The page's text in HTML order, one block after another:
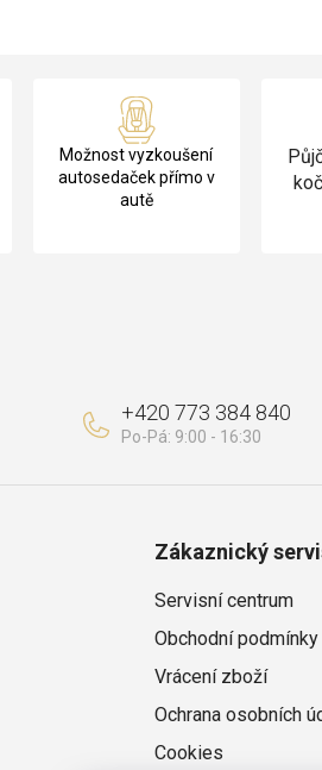
Možnost vyzkoušení
autosedaček přímo v
autě
+420 773 384 840
Zákaznický
Servisní centrum
Obchodní podmínky
Vrácení zboží
Ochrana osobních
Cookies